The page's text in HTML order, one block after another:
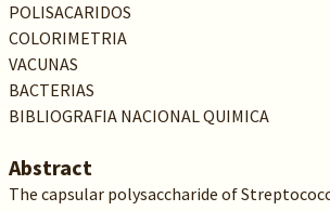
POLISACARIDOS
COLORIMETRIA
VACUNAS
BACTERIAS
BIBLIOGRAFIA NACIONAL QUIMICA
Abstract
The capsular polysaccharide of